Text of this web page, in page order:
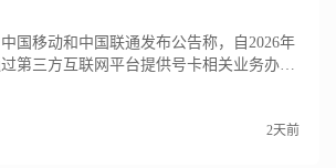
国移动和中国联通发布公告称，自2026年
第三方互联网平台提供号卡相关业务办
2天前